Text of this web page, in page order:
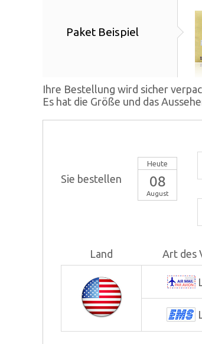
Paket Beispiel
Ihre Bestellung wird sicher
Es hat die Größe und das
Sie bestellen
Heute
08
August
Land Art des